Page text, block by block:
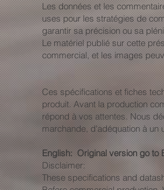
Les données et les
uses pour les stratégies de
garantir sa précision ou sa
Le matériel publié sur cette
commercial, et les images
Ces spécifications et fiches
produit. Avant la production
répond à vos attentes. Nous
marchande, d'adéquation à un
English: Original version go to
Disclaimer:
These specifications and